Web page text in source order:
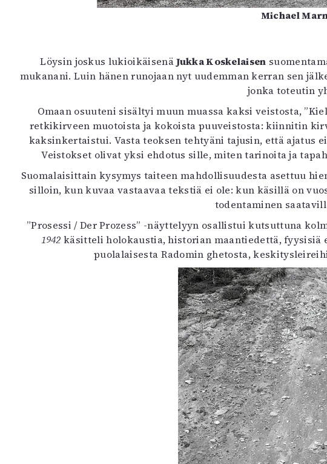
Michael
Löysin joskus lukioikäisenäJukka Koskelaisen
mukanani. Luin hänen runojaan nyt uudemman kerran sen
jonka toteutin
Omaan osuuteni sisältyi muun muassa kaksi veistosta,
retkikirveen muotoista ja kokoista puuveistosta: kiinnitin
kaksinkertaistui. Vasta teoksen tehtyäni tajusin, että ajatus
Veistokset olivat yksi ehdotus sille, miten tarinoita ja
Suomalaisittain kysymys taiteen mahdollisuudesta asettuu
silloin, kun kuvaa vastaavaa tekstiä ei ole: kun käsillä on
todentaminen
”Prosessi / Der Prozess” -näyttelyyn osallistui kutsuttuna
1942 käsitteli holokaustia, historian maantiedettä,
puolalaisesta Radomin ghetosta,